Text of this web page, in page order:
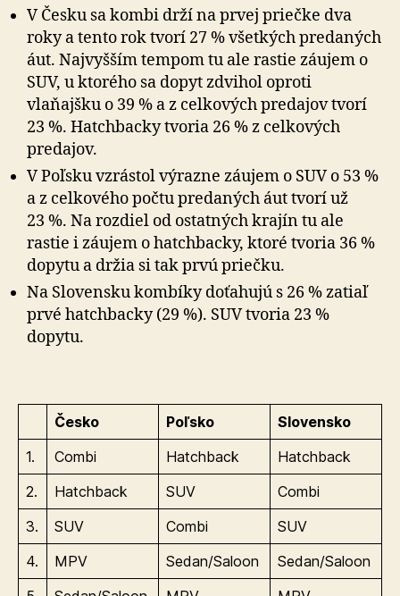
V Česku sa kombi drží na prvej priečke dva
roky a tento rok tvorí 27 % všetkých predaných
áut. Najvyšším tempom tu ale rastie záujem o
SUV, u ktorého sa dopyt zdvihol oproti
vlaňajšku o 39 % a z celkových predajov tvorí
23 %. Hatchbacky tvoria 26 % z celkových
predajov.
V Poľsku vzrástol výrazne záujem o SUV o 53 %
a z celkového počtu predaných áut tvorí už
23 %. Na rozdiel od ostatných krajín tu ale
rastie i záujem o hatchbacky, ktoré tvoria 36 %
dopytu a držia si tak prvú priečku.
Na Slovensku kombíky doťahujú s 26 % zatiaľ
prvé hatchbacky (29 %). SUV tvoria 23 %
dopytu.
Česko Poľsko
Slovensko
1.
Combi Hatchback
Hatchback
2.
Hatchback SUV
Combi
3.
SUV Combi
SUV
4.
MPV Sedan/Saloon
Sedan/Saloon